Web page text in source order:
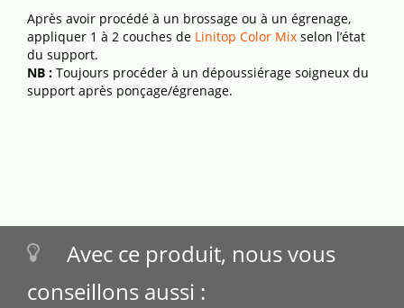
Après avoir procédé à un brossage ou à un égrenage,
appliquer 1 à 2 couches de Linitop Color Mix selon l’état
du support.
NB : Toujours procéder à un dépoussiérage soigneux du
support après ponçage/égrenage.
Avec ce produit, nous vous
conseillons aussi :